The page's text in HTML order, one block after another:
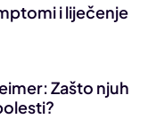
i liječenje
Zašto njuh